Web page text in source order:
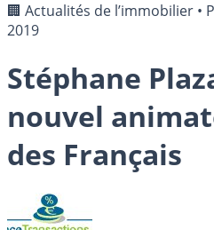
🏢 Actualités de l’immobilier •
2019
Stéphane
nouvel
des Français